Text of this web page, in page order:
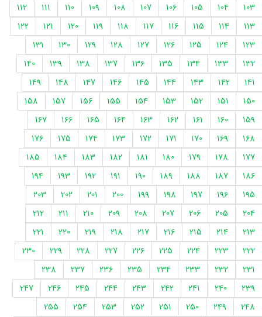
103
104
105
106
107
108
109
110
111
112
113
114
115
116
117
118
119
120
121
122
123
124
125
126
127
128
129
130
131
132
133
134
135
136
137
138
139
140
141
142
143
144
145
146
147
148
149
150
151
152
153
154
155
156
157
158
159
160
161
162
163
164
165
166
167
168
169
170
171
172
173
174
175
176
177
178
179
180
181
182
183
184
185
186
187
188
189
190
191
192
193
194
195
196
197
198
199
200
201
202
203
204
205
206
207
208
209
210
211
212
213
214
215
216
217
218
219
220
221
222
223
224
225
226
227
228
229
230
231
232
233
234
235
236
237
238
239
240
241
242
243
244
245
246
247
248
249
250
251
252
253
254
255